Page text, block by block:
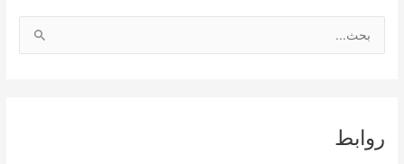
ل
ع
روابط